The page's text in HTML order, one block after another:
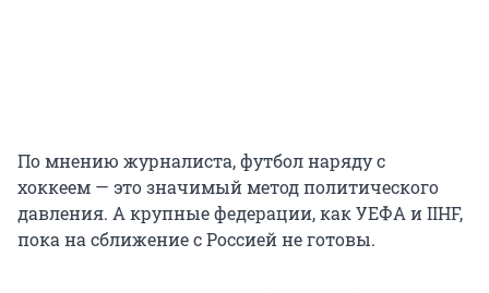
По мнению журналиста, футбол наряду с
хоккеем — это значимый метод политического
давления. А крупные федерации, как УЕФА и IIHF,
пока на сближение с Россией не готовы.